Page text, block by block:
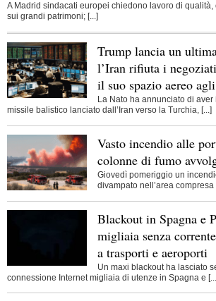
A Madrid sindacati europei chiedono lavoro di qualità,
sui grandi patrimoni; [...]
Trump lancia un
l’Iran rifiuta i
il suo spazio aereo
La Nato ha annunciato di
missile balistico lanciato dall’Iran verso la Turchia, [...]
Vasto incendio alle
colonne di fumo
Giovedì pomeriggio un
divampato nell’area compresa
Blackout in Spagna e
migliaia senza
a trasporti e aeroporti
Un maxi blackout ha lasciato
connessione Internet migliaia di utenze in Spagna e